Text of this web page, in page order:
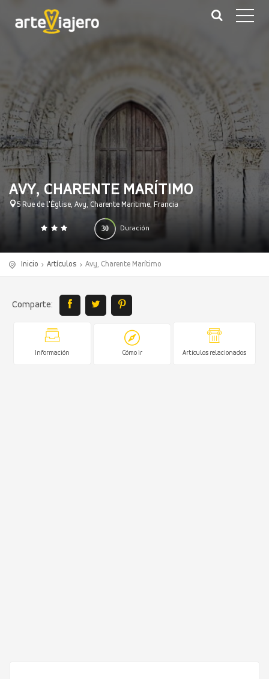
AVY, CHARENTE MARÍTIMO
5 Rue de l'Église, Avy, Charente Maritime, Francia
Duración
30
0 140
Inicio Artículos Avy, Charente Marítimo
Comparte:
Información Cómo ir Artículos relacionados